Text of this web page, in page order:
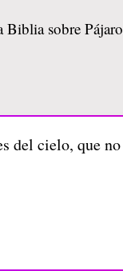
Biblia sobre
del cielo, que